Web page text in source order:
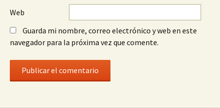
Web
Guarda mi nombre, correo electrónico y web en este
navegador para la próxima vez que comente.